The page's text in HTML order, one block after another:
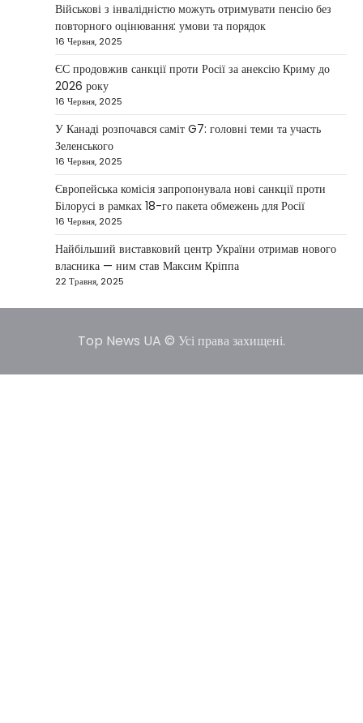
міжнародних партнерів у стабілізації ситуації
на…
НОВИНИ
Конфлікт на Близькому Сході
паралізував туризм і
авіаперевезення
1 Березня, 2026
Загострення конфлікту на Близькому Сході
суттєво вплинуло на міжнародні подорожі та
туристичну індустрію. Після ударів…
5
США не відкидають можливість
удару по Ірану у разі провалу
переговорів
Kolomysheva Anastasiya
17 Червня,
У США не виключають застосування сили проти
принесуть бажаних результатів.…
Військові з інвалідністю можуть отримувати пенсію без
повторного оцінювання: умови та порядок
16 Червня, 2025
ЄС продовжив санкції проти Росії за анексію Криму до
2026 року
16 Червня, 2025
У Канаді розпочався саміт G7: головні теми та участь
Зеленського
16 Червня, 2025
Європейська комісія запропонувала нові санкції проти
Білорусі в рамках 18-го пакета обмежень для Росії
16 Червня, 2025
Найбільший виставковий центр України отримав нового
власника — ним став Максим Кріппа
22 Травня, 2025
Top News UA © Усі права захищені.